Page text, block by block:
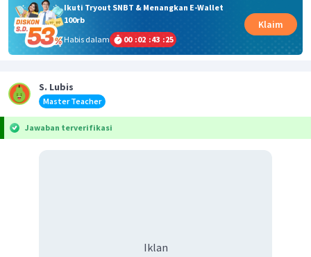
Ikuti Tryout SNBT & Menangkan E-Wallet
100rb
Habis dalam
00 :02 :43 :25
Klaim
S. Lubis
Master Teacher
Jawaban terverifikasi
Iklan